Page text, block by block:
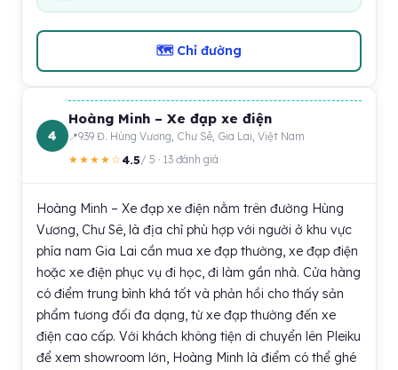
🗺 Chỉ đường
4
Hoàng Minh – Xe đạp xe điện
939 Đ. Hùng Vương, Chư Sê, Gia Lai, Việt Nam
★★★★☆4.5/ 5 · 13 đánh giá
Hoàng Minh – Xe đạp xe điện nằm trên đường Hùng
Vương, Chư Sê, là địa chỉ phù hợp với người ở khu vực
phía nam Gia Lai cần mua xe đạp thường, xe đạp điện
hoặc xe điện phục vụ đi học, đi làm gần nhà. Cửa hàng
có điểm trung bình khá tốt và phản hồi cho thấy sản
phẩm tương đối đa dạng, từ xe đạp thường đến xe
điện cao cấp. Với khách không tiện di chuyển lên Pleiku
để xem showroom lớn, Hoàng Minh là điểm có thể ghé